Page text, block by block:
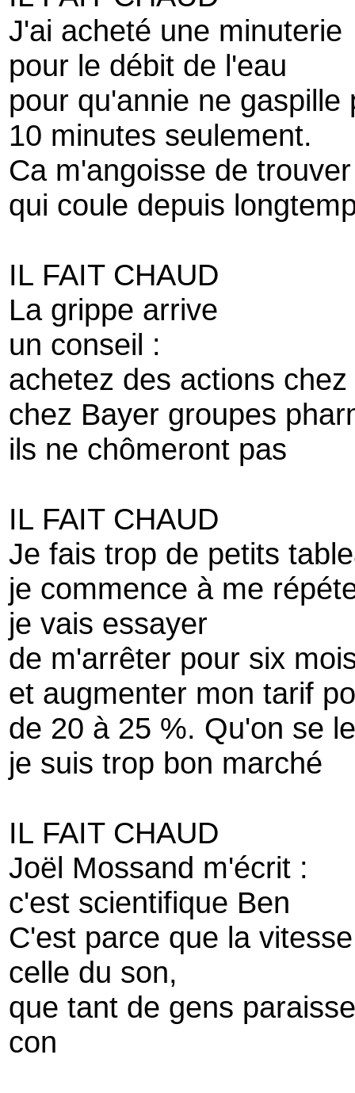
J'ai acheté une minuterie
pour le débit de l'eau
pour qu'annie ne gaspille
10 minutes seulement.
Ca m'angoisse de
qui coule depuis
IL FAIT CHAUD
La grippe arrive
un conseil :
achetez des actions
chez Bayer groupes
ils ne chômeront pas
IL FAIT CHAUD
Je fais trop de petits
je commence à me
je vais essayer
de m'arrêter pour six
et augmenter mon tarif
de 20 à 25 %. Qu'on se
je suis trop bon marché
IL FAIT CHAUD
Joël Mossand m'écrit :
c'est scientifique Ben
C'est parce que la
celle du son,
que tant de gens
con